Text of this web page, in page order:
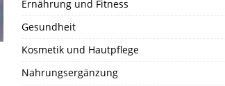
Ernährung und Fitness
Gesundheit
Kosmetik und Hautpflege
Nahrungsergänzung